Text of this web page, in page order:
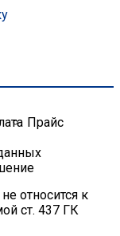
Прайс
относится к
ст. 437 ГК